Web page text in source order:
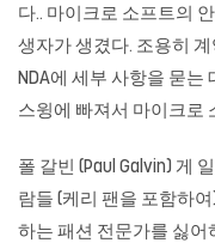
다.. 마이크로 소프트의
생자가 생겼다. 조용히
NDA에 세부 사항을 묻는
스윙에 빠져서 마이크로
폴 갈빈 (Paul Galvin) 게
람들 (케리 팬을 포함하
하는 패션 전문가를 싫어